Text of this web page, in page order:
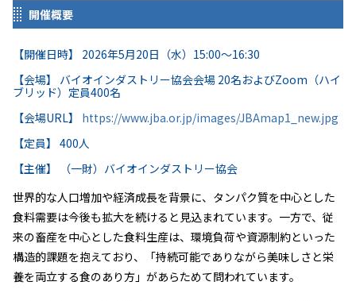
開催概要
【開催日時】 2026年5月20日（水）15:00～16:30
【会場】 バイオインダストリー協会会場 20名およびZoom（ハイ
ブリッド）定員400名
【会場URL】 https://www.jba.or.jp/images/JBAmap1_new.jpg
【定員】 400人
【主催】 （一財）バイオインダストリー協会
世界的な人口増加や経済成長を背景に、タンパク質を中心とした
食料需要は今後も拡大を続けると見込まれています。一方で、従
来の畜産を中心とした食料生産は、環境負荷や資源制約といった
構造的課題を抱えており、「持続可能でありながら美味しさと栄
養を両立する食のあり方」があらためて問われています。